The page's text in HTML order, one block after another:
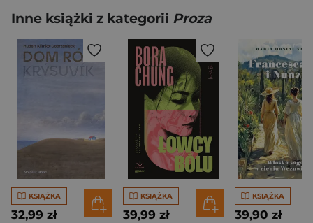
Inne książki z kategorii Proza
KSIĄŻKA
32,99 zł
KSIĄŻKA
39,99 zł
KSIĄŻKA
39,90 zł